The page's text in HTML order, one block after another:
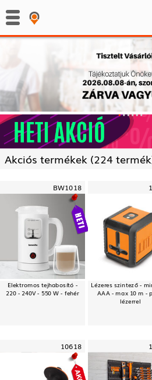
Akciós termékek (224
BW1018
Elektromos tejhabosító -
220 - 240V - 550 W - fehér
Lézeres szintező -
AAA - max 10 m -
lézerrel
10618